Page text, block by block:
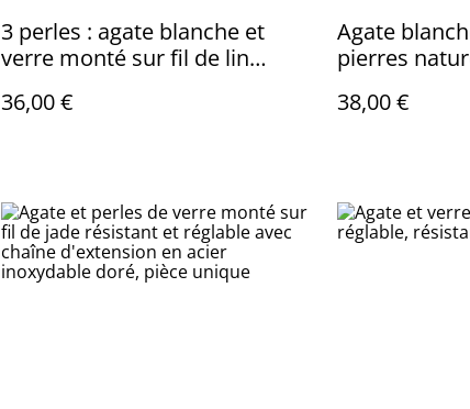
3 perles : agate blanche et
verre monté sur fil de lin
d'extension, pièce unique
36,00 €
Agate
pierres
38,00 €